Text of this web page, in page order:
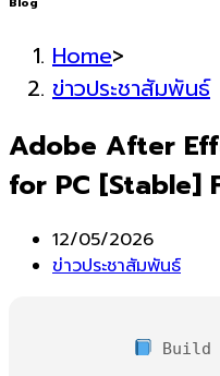
Home>
ข่าวประชาสัมพันธ์
Adobe After
for PC [Stable]
Post
published:
12/05/2026
Post
ข่าวประชาสัมพันธ์
Build